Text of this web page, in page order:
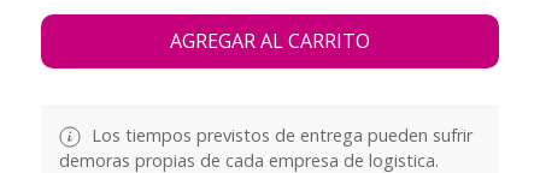
AGREGAR AL CARRITO
Los tiempos previstos de entrega pueden sufrir
demoras propias de cada empresa de logistica.